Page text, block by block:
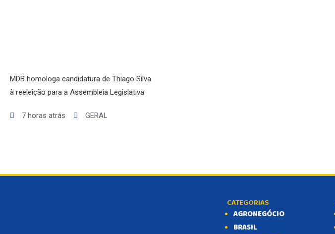
MDB homologa candidatura de Thiago Silva
à reeleição para a Assembleia Legislativa
7 horas atrás GERAL
CATEGORIAS
AGRONEGÓCIO
BRASIL